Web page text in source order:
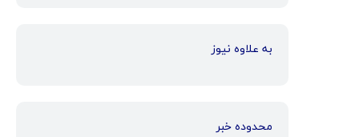
به علاوه نیوز
محدوده خبر